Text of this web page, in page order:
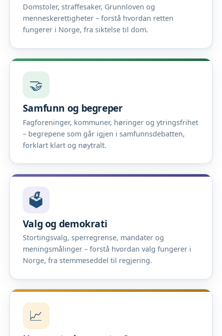
Domstoler, straffesaker, Grunnloven og
menneskerettigheter – forstå hvordan retten
fungerer i Norge, fra siktelse til dom.
🤝
Samfunn og begreper
Fagforeninger, kommuner, høringer og ytringsfrihet
– begrepene som går igjen i samfunnsdebatten,
forklart klart og nøytralt.
🗳️
Valg og demokrati
Stortingsvalg, sperregrense, mandater og
meningsmålinger – forstå hvordan valg fungerer i
Norge, fra stemmeseddel til regjering.
📈